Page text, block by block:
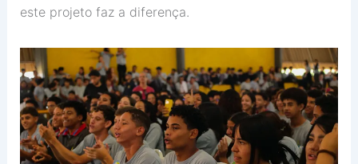
este projeto faz a diferença.